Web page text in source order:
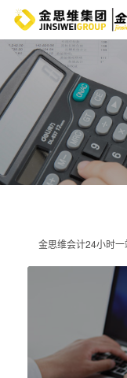
金思维会计24小时